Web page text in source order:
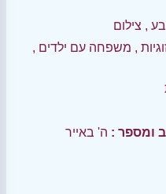
, צילום
, משפחה עם ילדים ,
ומספר :